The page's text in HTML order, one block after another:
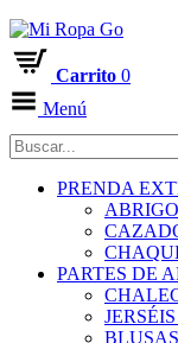
Carrito 0
Menú
PRENDA
PARTES DE